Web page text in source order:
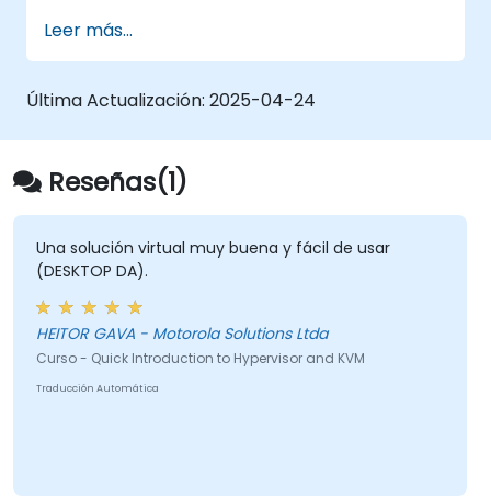
Configurar redes virtuales y grupos de
almacenamiento para entornos de
máquinas virtuales.
Leer más...
Última Actualización: 2025-04-24
Reseñas(1)
Una solución virtual muy buena y fácil de usar
(DESKTOP DA).
HEITOR GAVA - Motorola Solutions Ltda
Curso - Quick Introduction to Hypervisor and KVM
Traducción Automática